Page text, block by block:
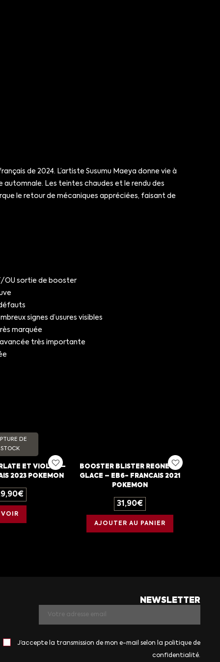
de 2024. L’artiste Susumu Maeya donne vie à
automnale. Les teintes chaudes et le rendu des
le retour de mécaniques appréciées, faisant de
OU sortie de booster
signes d’usures visibles
marquée
très importante
DE
STOCK
ET VIOLET –
2023 POKEMON
€
VOIR
BOOSTER BLISTER REGNE DE
GLACE – EB6- FRANCAIS 2021
POKEMON
31,90€
AJOUTER AU PANIER
NEWSLETTER
J’accepte la transmission de mon e-mail selon la politique de
confidentialité.